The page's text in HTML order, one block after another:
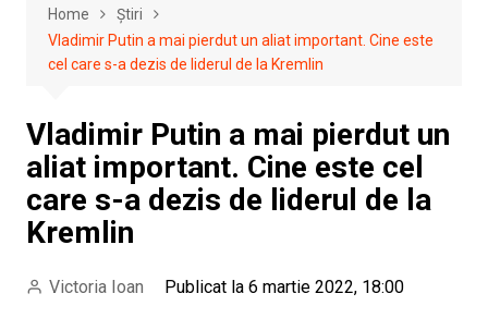
Home
Știri
Vladimir Putin a mai pierdut un aliat important. Cine este
cel care s-a dezis de liderul de la Kremlin
Vladimir Putin a mai pierdut un
aliat important. Cine este cel
care s-a dezis de liderul de la
Kremlin
Victoria Ioan Publicat la 6 martie 2022, 18:00